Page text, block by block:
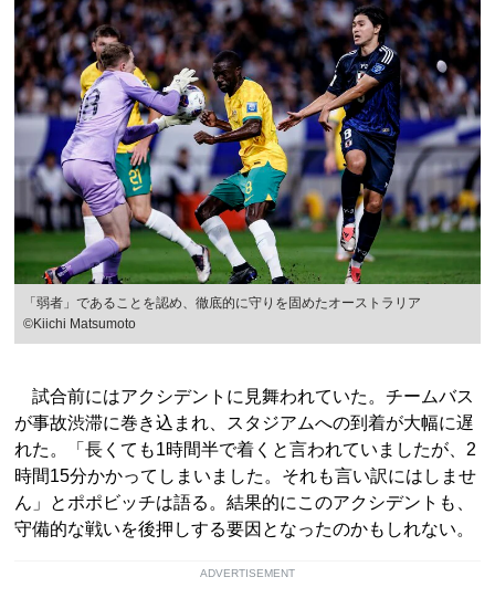
「弱者」であることを認め、徹底的に守りを固めたオーストラリア
©Kiichi Matsumoto
試合前にはアクシデントに見舞われていた。チームバス
が事故渋滞に巻き込まれ、スタジアムへの到着が大幅に遅
れた。「長くても1時間半で着くと言われていましたが、2
時間15分かかってしまいました。それも言い訳にはしませ
ん」とポポビッチは語る。結果的にこのアクシデントも、
守備的な戦いを後押しする要因となったのかもしれない。
ADVERTISEMENT